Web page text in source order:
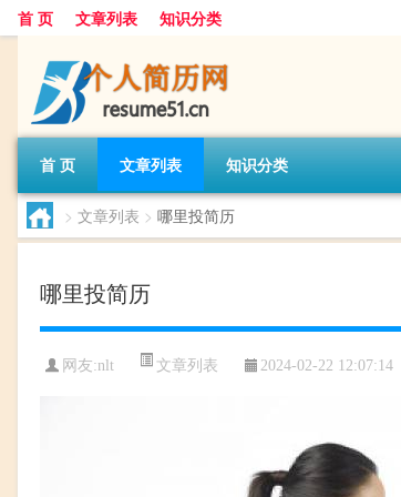
首 页 文章列表 知识分类
首 页 文章列表 知识分类
> 文章列表 > 哪里投简历
哪里投简历
网友:nlt 文章列表 2024-02-22 12:07:14